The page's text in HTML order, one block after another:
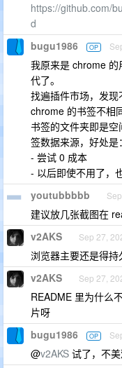
https://github.com/
d
bugu1986 OP
我原来是 chrome
代了。
找遍插件市场，发
chrome 的书签不相
书签的文件夹即是
签数据来源，好处是：
- 尝试 0 成本
- 以后即使不用了，
youtubbbbb
建议放几张截图在
v2AKS Sep 27,
浏览器主要还是得
v2AKS Sep 27,
README 里为什么
片呀
bugu1986 OP
@v2AKS 试了，不